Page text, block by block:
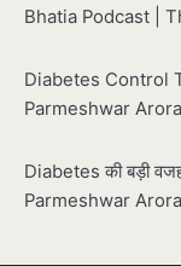
Bhatia Podcast |
Diabetes Control
Parmeshwar
Diabetes की बड़ी
Parmeshwar